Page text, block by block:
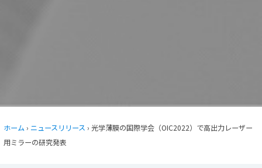
ホーム › ニュースリリース › 光学薄膜の国際学会（OIC2022）で高出力レーザー
用ミラーの研究発表